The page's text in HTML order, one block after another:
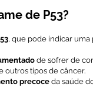
de P53?
, que pode indicar
de sofrer de
outros tipos de câncer.
precoceda saúde